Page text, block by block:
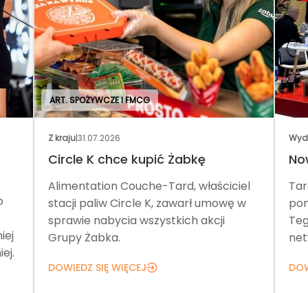
ART. SPOŻYWCZE I FMCG
Z kraju|31.07.2026
Circle K chce kupić Żabkę
Alimentation Couche-Tard, właściciel
stacji paliw Circle K, zawarł umowę w
sprawie nabycia wszystkich akcji
Grupy Żabka.
DOWIEDZ SIĘ WIĘCEJ